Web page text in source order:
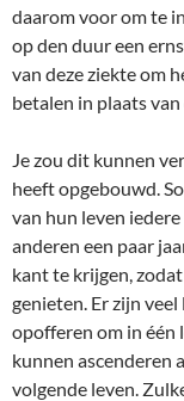
daarom voor om te
op den duur een
van deze ziekte om
betalen in plaats
Je zou dit kunnen
heeft opgebouwd.
van hun leven
anderen een paar
kant te krijgen,
genieten. Er zijn
opofferen om in één
kunnen ascenderen
volgende leven.